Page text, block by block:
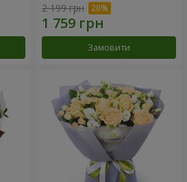
2 199 грн
Замовити